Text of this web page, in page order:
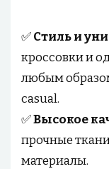
✅Стиль и
кроссовки и
любым
casual.
✅Высокое
прочные
материалы.